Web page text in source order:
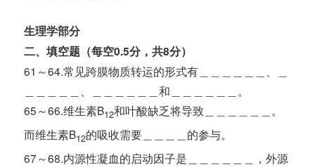
生理学部分
二、填空题（每空0.5分，共8分）
61～64.常见跨膜物质转运的形式有＿＿＿＿＿＿、＿
＿＿＿＿＿、＿＿＿＿＿＿和＿＿＿＿＿＿。
65～66.维生素B12和叶酸缺乏将导致＿＿＿＿＿＿。
而维生素B12的吸收需要＿＿＿＿的参与。
67～68.内源性凝血的启动因子是＿＿＿＿＿＿，外源